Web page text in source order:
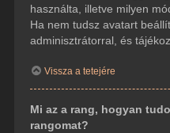
használta, illetve milyen
Ha nem tudsz avatart
adminisztrátorral, és
Vissza a tetejére
Mi az a rang, hogyan
rangomat?